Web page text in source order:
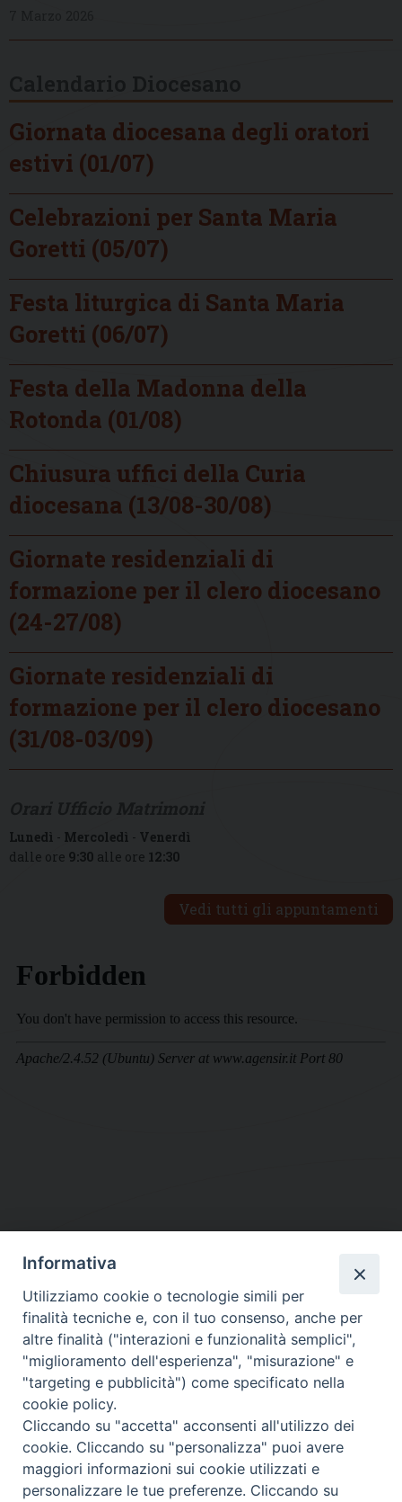
Giornata diocesana degli oratori
estivi (01/07)
Celebrazioni per Santa Maria
Goretti (05/07)
Festa liturgica di Santa Maria
Goretti (06/07)
Festa della Madonna della
Rotonda (01/08)
Chiusura uffici della Curia
diocesana (13/08-30/08)
Giornate residenziali di
formazione per il clero diocesano
(24-27/08)
Giornate residenziali di
formazione per il clero diocesano
(31/08-03/09)
Lunedì - Mercoledì - Venerdì
dalle ore 9:30 alle ore 12:30
Vedi tutti gli appuntamenti
DIOCESI SUBURBICARIA DI ALBANO
Contatti:Tel.: 06.93268401 - Fax.: 06.9323844
E-mail:curia@diocesidialbano.it
Orari: dal Lunedì al Venerdì Ore: 9:00 - 13:00
Lunedì, Mercoledì e Venerdì, Ore 9:30 - 12:30
Informativa
Utilizziamo cookie o tecnologie simili per
finalità tecniche e, con il tuo consenso, anche per
altre finalità ("interazioni e funzionalità semplici",
"miglioramento dell'esperienza", "misurazione" e
"targeting e pubblicità") come specificato nella
cookie policy.
Cliccando su "accetta" acconsenti all'utilizzo dei
cookie. Cliccando su "personalizza" puoi avere
maggiori informazioni sui cookie utilizzati e
personalizzare le tue preferenze. Cliccando su